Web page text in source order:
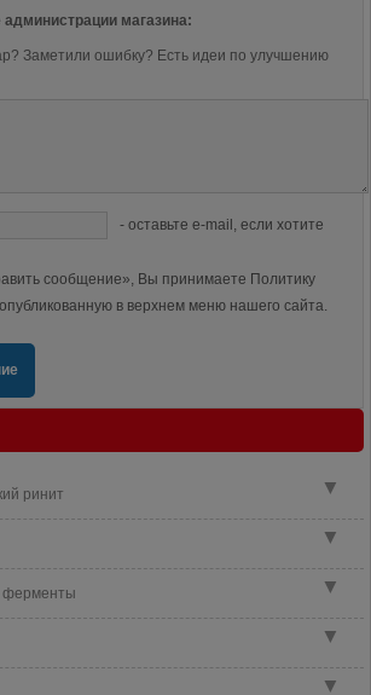
магазина:
Заметили ошибку? Есть идеи по улучшению
- оставьте e-mail, если хотите
сообщение», Вы принимаете Политику
в верхнем меню нашего сайта.
▼
ринит
▼
▼
ферменты
▼
▼